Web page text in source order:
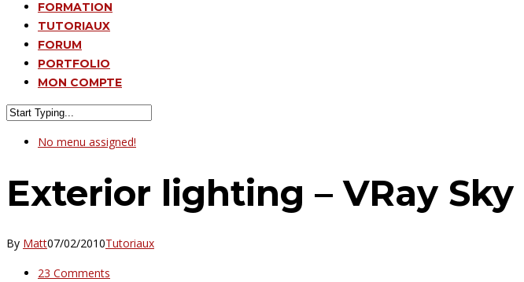
FORMATION
TUTORIAUX
FORUM
PORTFOLIO
MON COMPTE
No menu assigned!
Exterior lighting – VRay Sky
By Matt07/02/2010Tutoriaux
23 Comments